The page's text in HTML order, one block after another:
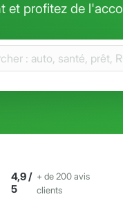
et profitez de
4,9 /
5
+ de 200 avis
clients